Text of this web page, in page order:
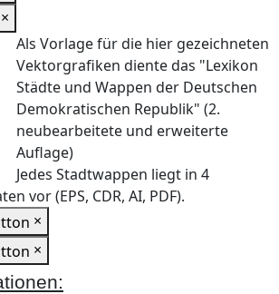
×
Als Vorlage für die hier gezeichneten
Vektorgrafiken diente das "Lexikon
Städte und Wappen der Deutschen
Demokratischen Republik" (2.
neubearbeitete und erweiterte
Auflage)
Jedes Stadtwappen liegt in 4
vor (EPS, CDR, AI, PDF).
×
×